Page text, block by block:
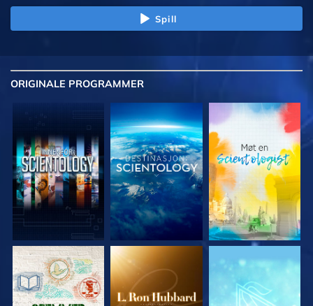
Spill
ORIGINALE PROGRAMMER
UTFORSK SERIEN UTFORSK SERIEN UTFORSK SERIEN